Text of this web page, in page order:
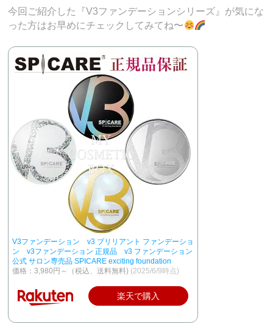
今回ご紹介した『V3ファンデーションシリーズ』が気にな
った方はお早めにチェックしてみてね〜
V3ファンデーション v3 ブリリアント ファンデーショ
ン v3ファンデーション 正規品 v3 ファンデーション
公式 サロン専売品 SPICARE exciting foundation
価格：3,980円～（税込、送料無料) (2025/6/9時点)
楽天で購入